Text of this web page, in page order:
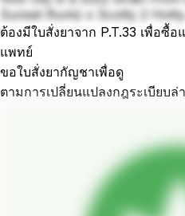
Sunset Runtz x Scotty 2 Hotty.
ต้องมีใบสั่งยาจาก P.T.33 เพื่อ
แพทย์
ขอใบสั่งยากัญชาเพื่อดู
ตามการเปลี่ยนแปลงกฎระเบียบล่